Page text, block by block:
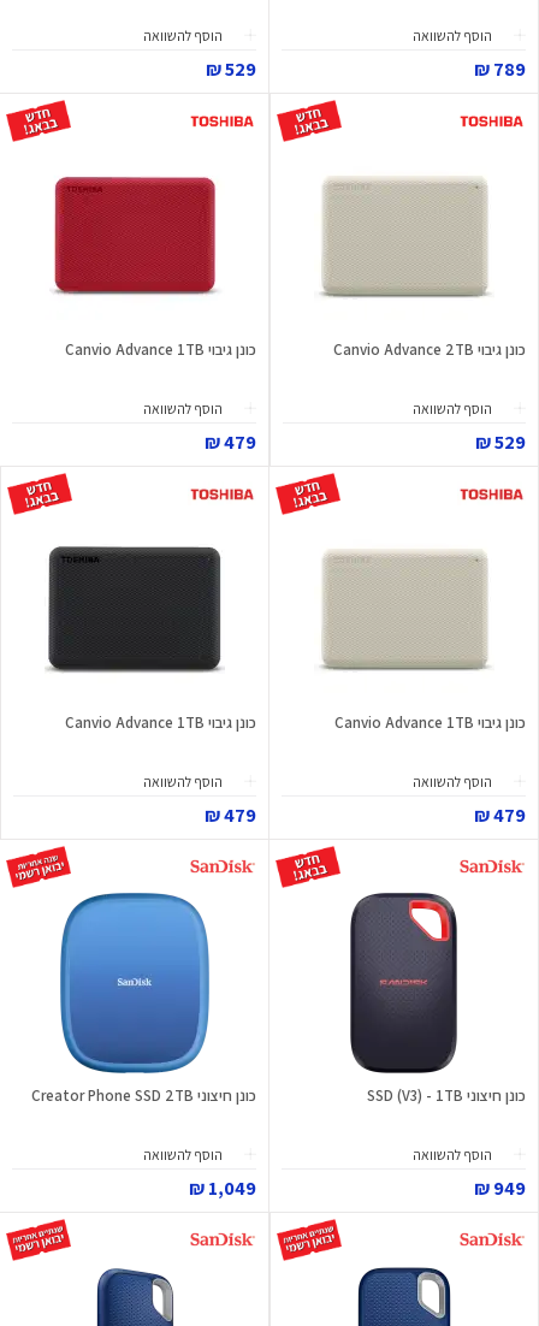
הוסף להשוואה
789 ₪
הוסף להשוואה
529 ₪
כונן גיבוי Canvio Advance 2TB
הוסף להשוואה
529 ₪
כונן גיבוי Canvio Advance 1TB
הוסף להשוואה
479 ₪
כונן גיבוי Canvio Advance 1TB
הוסף להשוואה
479 ₪
כונן גיבוי Canvio Advance 1TB
הוסף להשוואה
479 ₪
כונן חיצוני SSD (V3) - 1TB
הוסף להשוואה
949 ₪
כונן חיצוני Creator Phone SSD 2TB
הוסף להשוואה
1,049 ₪